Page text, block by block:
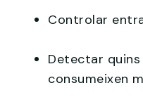
Controlar
Detectar
consumeixen